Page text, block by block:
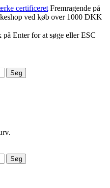
certificeret Fremragende på
ved køb over 1000 DKK
på Enter for at søge eller ESC
Søg
Søg